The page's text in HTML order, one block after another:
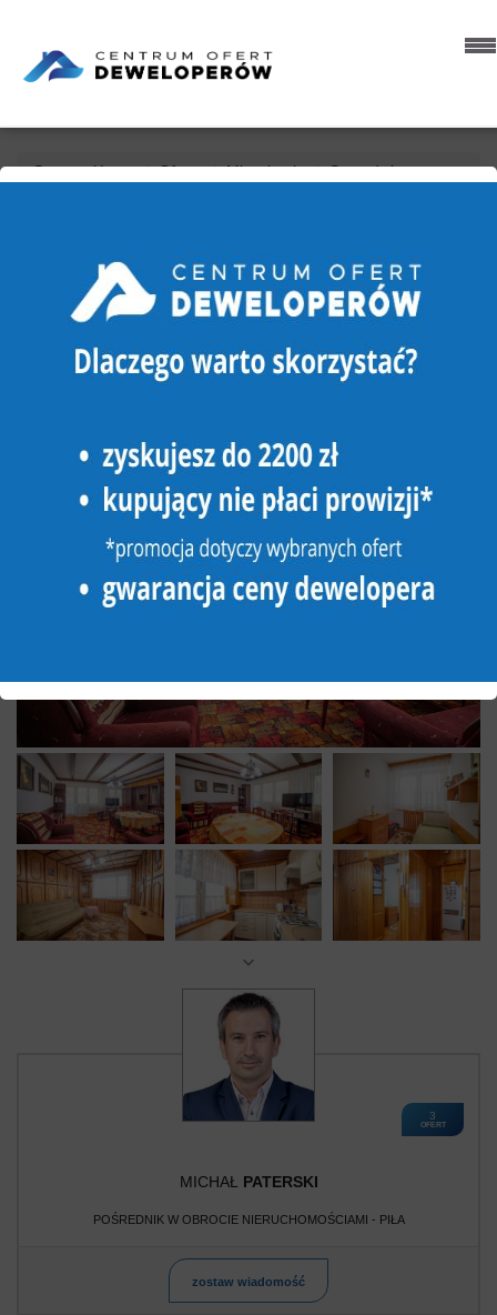
Strona główna Oferty Mieszkania
Sprzedaż
ZŁOTÓW
3
OFERT
MICHAŁ PATERSKI
POŚREDNIK W OBROCIE NIERUCHOMOŚCIAMI - PIŁA
zostaw wiadomość